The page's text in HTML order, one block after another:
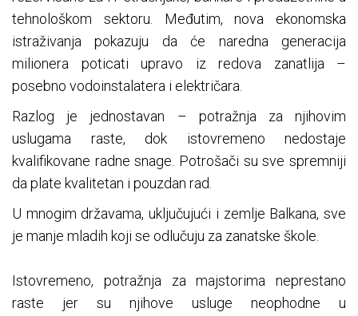
tehnološkom sektoru. Međutim, nova ekonomska
istraživanja pokazuju da će naredna generacija
milionera poticati upravo iz redova zanatlija –
posebno vodoinstalatera i električara.
Razlog je jednostavan – potražnja za njihovim
uslugama raste, dok istovremeno nedostaje
kvalifikovane radne snage. Potrošači su sve spremniji
da plate kvalitetan i pouzdan rad.
U mnogim državama, uključujući i zemlje Balkana, sve
je manje mladih koji se odlučuju za zanatske škole.
Istovremeno, potražnja za majstorima neprestano
raste jer su njihove usluge neophodne u